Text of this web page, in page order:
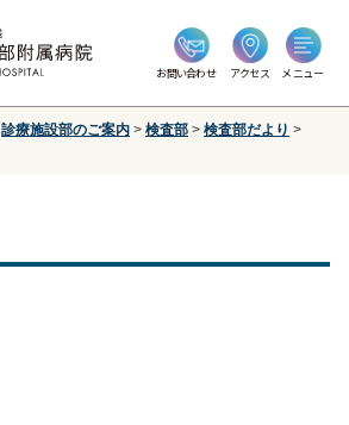
お問い合わせ アクセス メニュー
診療施設部のご案内 > 検査部 > 検査部だより >